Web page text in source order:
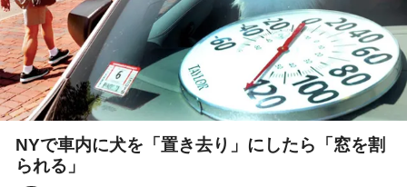
NYで車内に犬を「置き去り」にしたら「窓を割
られる」